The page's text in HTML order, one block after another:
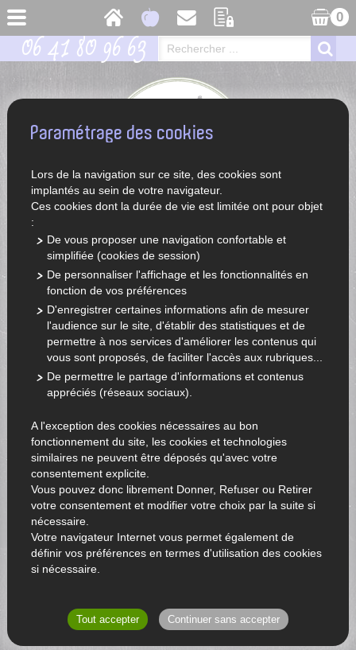
0
06 41 80 96 63
ACCUEIL LÉGUMES ET FRUITS DE SAISON
Paramétrage des cookies
Lors de la navigation sur ce site, des cookies sont
implantés au sein de votre navigateur.
Ces cookies dont la durée de vie est limitée ont pour objet
:
De vous proposer une navigation confortable et
simplifiée (cookies de session)
De personnaliser l'affichage et les fonctionnalités en
fonction de vos préférences
D'enregistrer certaines informations afin de mesurer
l'audience sur le site, d'établir des statistiques et de
permettre à nos services d'améliorer les contenus qui
vous sont proposés, de faciliter l'accès aux rubriques...
De permettre le partage d'informations et contenus
appréciés (réseaux sociaux).
A l'exception des cookies nécessaires au bon
fonctionnement du site, les cookies et technologies
similaires ne peuvent être déposés qu'avec votre
consentement explicite.
Vous pouvez donc librement Donner, Refuser ou Retirer
votre consentement et modifier votre choix par la suite si
nécessaire.
Votre navigateur Internet vous permet également de
définir vos préférences en termes d'utilisation des cookies
si nécessaire.
Tout accepter Continuer sans accepter